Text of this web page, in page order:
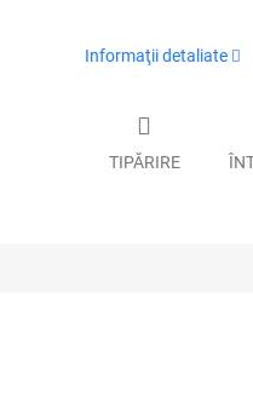
Informaţii detaliate
TIPĂRIRE